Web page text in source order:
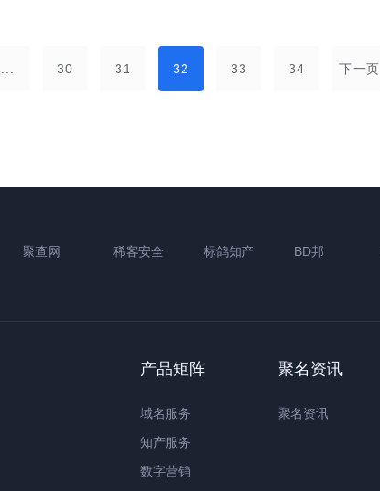
30 31 32 33 34 下一页
聚查网 稀客安全 标鸽知产 BD邦
产品矩阵
域名服务
知产服务
数字营销
聚名资讯
聚名资讯